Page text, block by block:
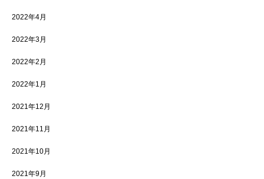
2022年4月
2022年3月
2022年2月
2022年1月
2021年12月
2021年11月
2021年10月
2021年9月